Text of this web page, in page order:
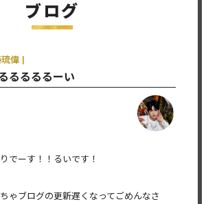
ブログ
偉
るるるるーい
でーす！！るいです！
ゃブログの更新遅くなってごめんなさ